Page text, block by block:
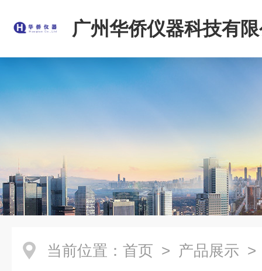
广州华侨仪器科技有
当前位置： 首页 > 产品展示